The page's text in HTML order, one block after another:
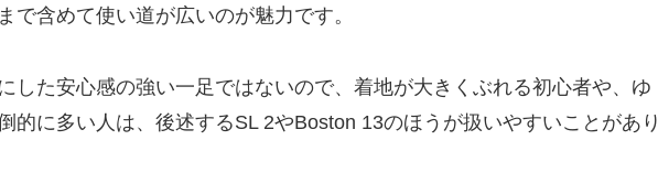
で含めて使い道が広いのが魅力です。
した安心感の強い一足ではないので、着地が大きくぶれる初心者や、ゆ
的に多い人は、後述するSL 2やBoston 13のほうが扱いやすいことがあり